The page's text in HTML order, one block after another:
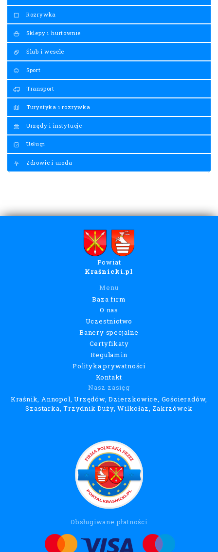
Rozrywka
Sklepy i hurtownie
Ślub i wesele
Sport
Transport
Turystyka i rozrywka
Urzędy i instytucje
Usługi
Zdrowie i uroda
Powiat
Kraśnicki.pl
Menu
Baza firm
O nas
Uczestnictwo
Banery specjalne
Certyfikaty
Regulamin
Polityka prywatności
Kontakt
Nasz zasięg
Kraśnik, Annopol, Urzędów, Dzierzkowice, Gościeradów,
Szastarka, Trzydnik Duży, Wilkołaz, Zakrzówek
Obsługiwane płatności